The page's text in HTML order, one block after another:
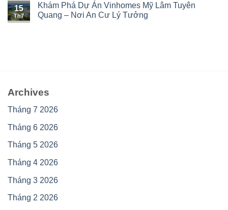
15
Th7
Khám Phá Dự Án Vinhomes Mỹ Lâm Tuyên
Quang – Nơi An Cư Lý Tưởng
Archives
Tháng 7 2026
Tháng 6 2026
Tháng 5 2026
Tháng 4 2026
Tháng 3 2026
Tháng 2 2026